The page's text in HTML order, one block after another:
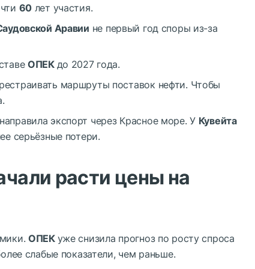
60лет участия.
Аравии не первый год споры из-за
ОПЕК до 2027 года.
маршруты поставок нефти. Чтобы
экспорт через Красное море. У Кувейта
серьёзные потери.
расти цены на
ОПЕК уже снизила прогноз по росту спроса
слабые показатели, чем раньше.